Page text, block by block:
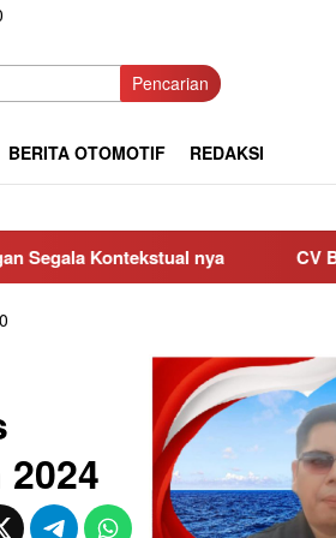
Pencarian
BERITA OTOMOTIF REDAKSI
nya CV Bangunan Rahmat